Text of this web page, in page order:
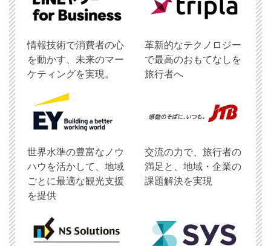
情報技術で消費者の心
を動かす、未来のマー
ケティングを実現。
革新的なテクノロジー
で最高のおもてなしを
旅行者へ
世界水準の豊富なノウ
ハウを活かして、地域
ごとに最適な観光支援
を提供
交流の力で、旅行者の
満足と、地域・企業の
課題解決を実現